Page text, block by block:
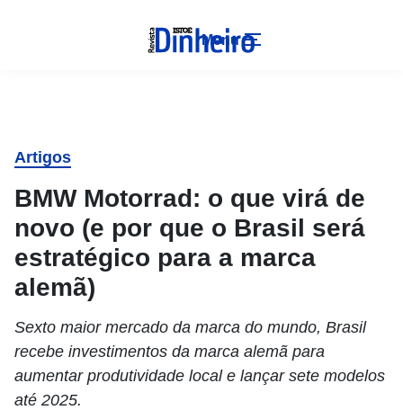
Menu
Artigos
BMW Motorrad: o que virá de
novo (e por que o Brasil será
estratégico para a marca
alemã)
Sexto maior mercado da marca do mundo, Brasil
recebe investimentos da marca alemã para
aumentar produtividade local e lançar sete modelos
até 2025.